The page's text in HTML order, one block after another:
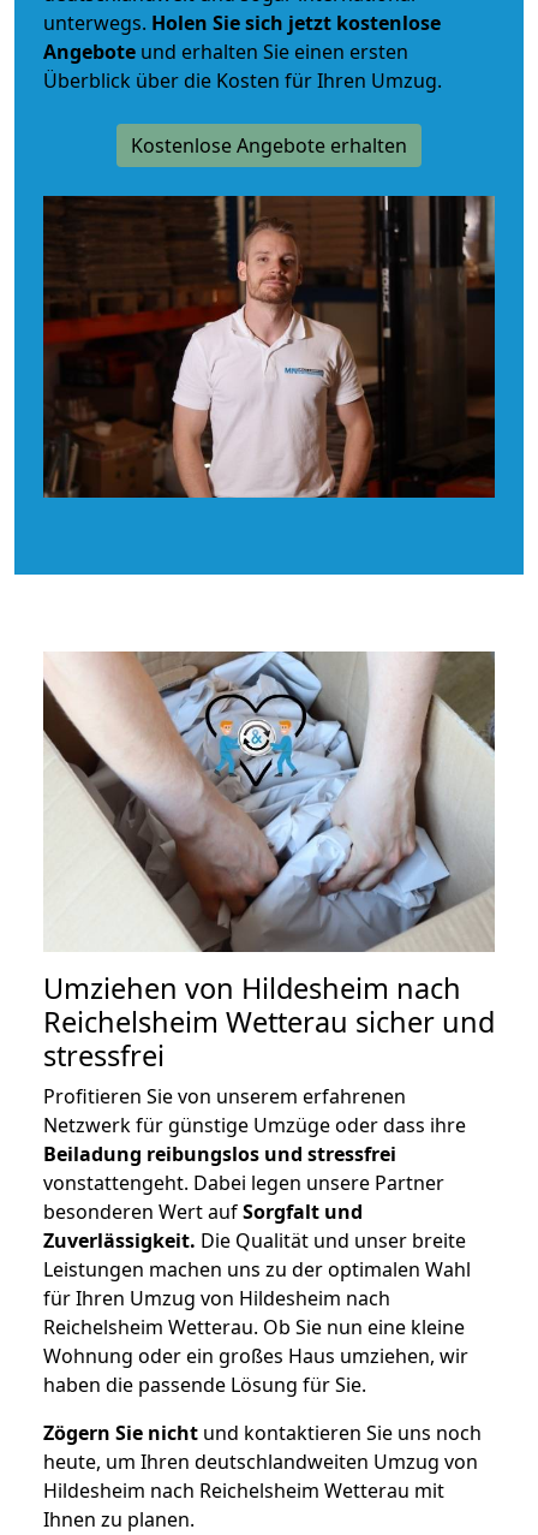
unterwegs. Holen Sie sich jetzt kostenlose
Angebote und erhalten Sie einen ersten
Überblick über die Kosten für Ihren Umzug.
Kostenlose Angebote erhalten
Umziehen von Hildesheim nach
Reichelsheim Wetterau sicher und
stressfrei
Profitieren Sie von unserem erfahrenen
Netzwerk für günstige Umzüge oder dass ihre
Beiladung reibungslos und stressfrei
vonstattengeht. Dabei legen unsere Partner
besonderen Wert aufSorgfalt und
Zuverlässigkeit. Die Qualität und unser breite
Leistungen machen uns zu der optimalen Wahl
für Ihren Umzug von Hildesheim nach
Reichelsheim Wetterau. Ob Sie nun eine kleine
Wohnung oder ein großes Haus umziehen, wir
haben die passende Lösung für Sie.
Zögern Sie nicht und kontaktieren Sie uns noch
heute, um Ihren deutschlandweiten Umzug von
Hildesheim nach Reichelsheim Wetterau mit
Ihnen zu planen.